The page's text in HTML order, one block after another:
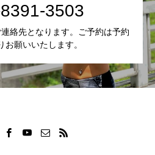
3503
絡先となります。ご予約は予約
お願いいたします。